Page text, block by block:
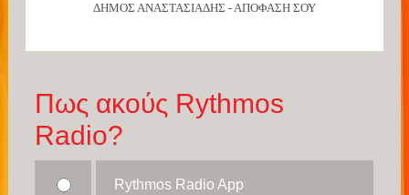
ΔΗΜΟΣ ΑΝΑΣΤΑΣΙΑΔΗΣ - ΑΠΟΦΑΣΗ ΣΟΥ
Πως ακούς Rythmos
Radio?
Rythmos Radio App